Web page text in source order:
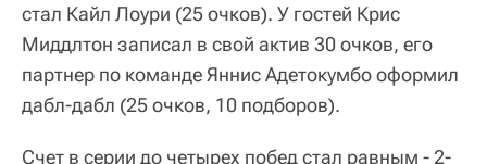
стал Кайл Лоури (25 очков). У гостей Крис
Миддлтон записал в свой актив 30 очков, его
партнер по команде Яннис Адетокумбо оформил
дабл-дабл (25 очков, 10 подборов).
Счет в серии до четырех побед стал равным - 2-